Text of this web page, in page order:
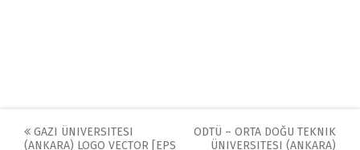
Post
GAZI ÜNIVERSITESI
(ANKARA) LOGO VECTOR [EPS
ODTÜ – ORTA DOĞU TEKNIK
ÜNIVERSITESI (ANKARA)